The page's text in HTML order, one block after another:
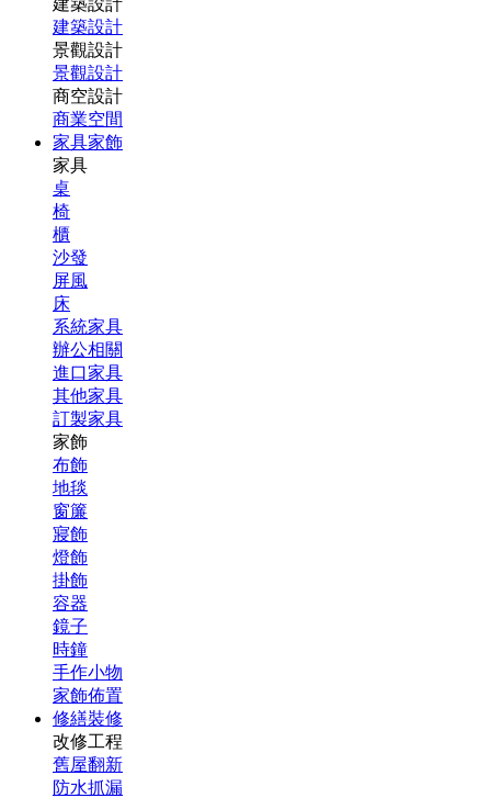
建築設計
建築設計
景觀設計
景觀設計
商空設計
商業空間
家具家飾
家具
桌
椅
櫃
沙發
屏風
床
系統家具
辦公相關
進口家具
其他家具
訂製家具
家飾
布飾
地毯
窗簾
寢飾
燈飾
掛飾
容器
鏡子
時鐘
手作小物
家飾佈置
修繕裝修
改修工程
舊屋翻新
防水抓漏